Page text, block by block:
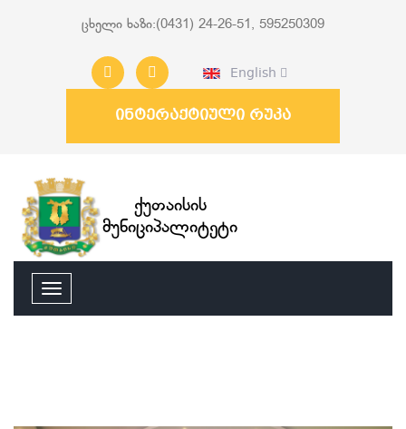
ცხელი ხაზი:(0431) 24-26-51, 595250309
English
ინტერაქტიული რუკა
ქუთაისის
მუნიციპალიტეტი